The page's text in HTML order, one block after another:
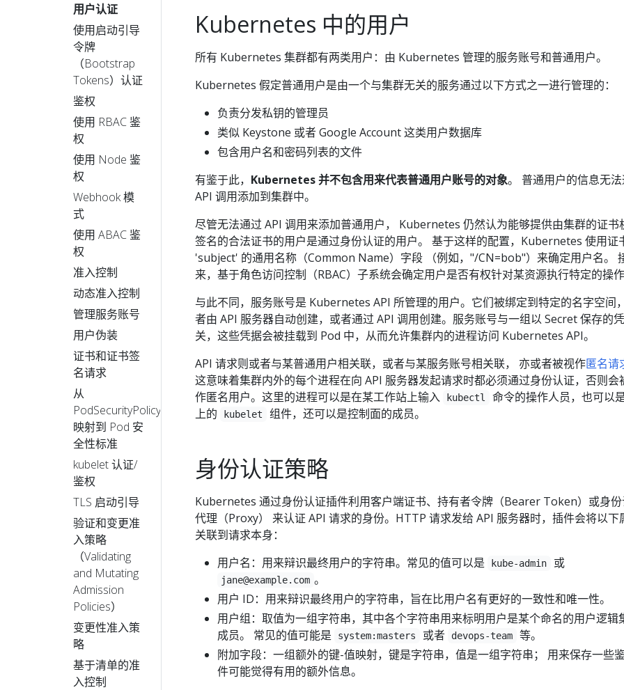
用户认证
使用启动引导
令牌
（Bootstrap
Tokens）认证
鉴权
使用 RBAC 鉴
权
使用 Node 鉴
权
Webhook 模
式
使用 ABAC 鉴
权
准入控制
动态准入控制
管理服务账号
用户伪装
证书和证书签
名请求
从
PodSecurityPolicy
映射到 Pod 安
全性标准
kubelet 认证/
鉴权
TLS 启动引导
验证和变更准
入策略
（Validating
and Mutating
Admission
Policies）
变更性准入策
略
基于清单的准
入控制
Kubernetes 中的用户
所有 Kubernetes 集群都有两类用户：由 Kubernetes 管理的服务账号和普通用户。
Kubernetes 假定普通用户是由一个与集群无关的服务通过以下方式之一进行管理的：
负责分发私钥的管理员
类似 Keystone 或者 Google Account 这类用户数据库
包含用户名和密码列表的文件
有鉴于此， Kubernetes 并不包含用来代表普通用户账号的对象。 普通用户的信息无
API 调用添加到集群中。
尽管无法通过 API 调用来添加普通用户， Kubernetes 仍然认为能够提供由集群的证书
签名的合法证书的用户是通过身份认证的用户。 基于这样的配置，Kubernetes 使用证
'subject' 的通用名称（Common Name）字段 （例如，"/CN=bob"）来确定用户名。
来，基于角色访问控制（RBAC）子系统会确定用户是否有权针对某资源执行特定的操作
与此不同，服务账号是 Kubernetes API 所管理的用户。它们被绑定到特定的名字空间
者由 API 服务器自动创建，或者通过 API 调用创建。服务账号与一组以 Secret 保存的
关，这些凭据会被挂载到 Pod 中，从而允许集群内的进程访问 Kubernetes API。
API 请求则或者与某普通用户相关联，或者与某服务账号相关联， 亦或者被视作匿名请
这意味着集群内外的每个进程在向 API 服务器发起请求时都必须通过身份认证，否则会
作匿名用户。这里的进程可以是在某工作站上输入
kubectl
命令的操作人员，也可以
上的
kubelet 组件，还可以是控制面的成员。
身份认证策略
Kubernetes 通过身份认证插件利用客户端证书、持有者令牌（Bearer Token）或身份
代理（Proxy） 来认证 API 请求的身份。HTTP 请求发给 API 服务器时，插件会将以下
关联到请求本身：
用户名：用来辩识最终用户的字符串。常见的值可以是
kube-admin 或
jane@example.com 。
用户 ID：用来辩识最终用户的字符串，旨在比用户名有更好的一致性和唯一性。
用户组：取值为一组字符串，其中各个字符串用来标明用户是某个命名的用户逻辑
成员。 常见的值可能是
system:masters 或者 devops-team
等。
附加字段：一组额外的键-值映射，键是字符串，值是一组字符串； 用来保存一些
件可能觉得有用的额外信息。